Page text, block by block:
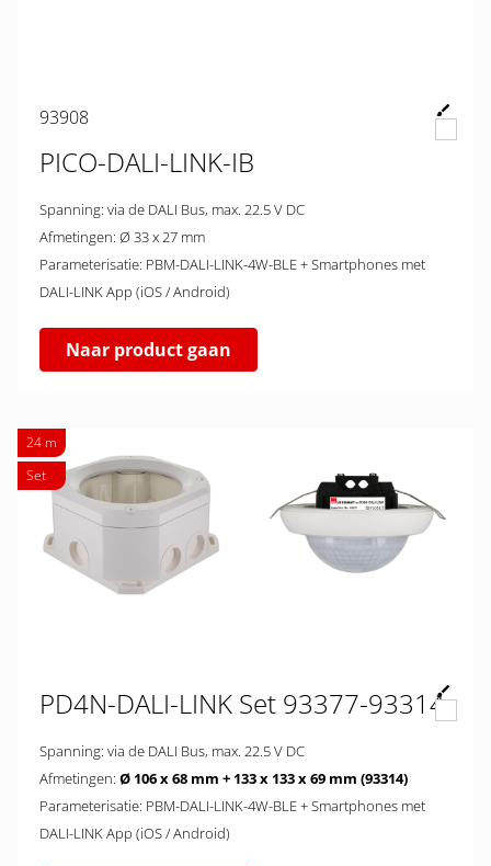
93908
PICO-DALI-LINK-IB
Spanning: via de DALI Bus, max. 22.5 V DC
Afmetingen: Ø 33 x 27 mm
Parameterisatie: PBM-DALI-LINK-4W-BLE + Smartphones met
DALI-LINK App (iOS / Android)
Naar product gaan
24 m
Set
PD4N-DALI-LINK Set 93377-93314
Spanning: via de DALI Bus, max. 22.5 V DC
Afmetingen: Ø 106 x 68 mm + 133 x 133 x 69 mm (93314)
Parameterisatie: PBM-DALI-LINK-4W-BLE + Smartphones met
DALI-LINK App (iOS / Android)